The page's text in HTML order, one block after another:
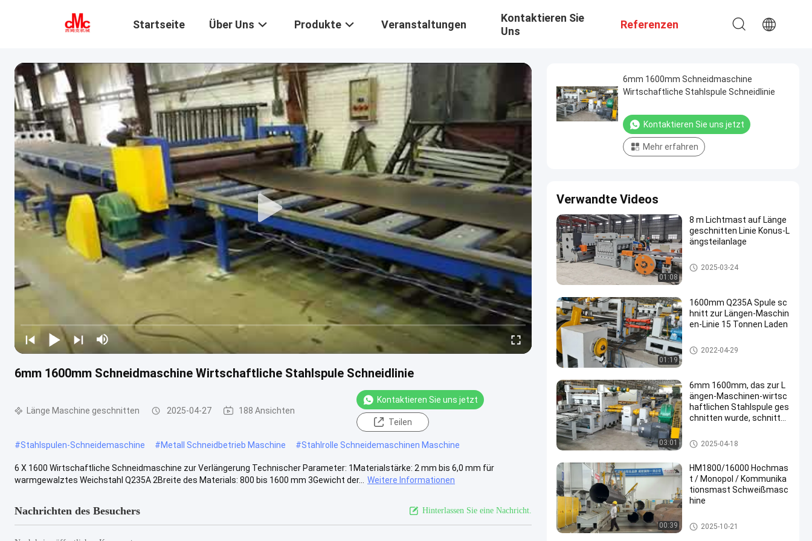
Startseite Über Uns Produkte Veranstaltungen
Kontaktieren Sie
Uns
Referenzen
6mm 1600mm Schneidmaschine Wirtschaftliche Stahlspule Schneidlinie
Länge Maschine geschnitten 2025-04-27 188 Ansichten
Kontaktieren Sie uns jetzt
Teilen
#Stahlspulen-Schneidemaschine #Metall Schneidbetrieb Maschine #Stahlrolle Schneidemaschinen Maschine
6 X 1600 Wirtschaftliche Schneidmaschine zur Verlängerung Technischer Parameter: 1Materialstärke: 2 mm bis 6,0 mm für
warmgewalztes Weichstahl Q235A 2Breite des Materials: 800 bis 1600 mm 3Gewicht der...
Weitere Informationen
Nachrichten des Besuchers Hinterlassen Sie eine Nachricht.
6mm 1600mm Schneidmaschine
Wirtschaftliche Stahlspule Schneidlinie
Kontaktieren Sie uns jetzt
Mehr erfahren
Verwandte Videos
01:08
8 m Lichtmast auf Länge
geschnitten Linie Konus-L
ängsteilanlage
Heller Pole-Maschine
2025-03-24
01:19
1600mm Q235A Spule sc
hnitt zur Längen-Maschin
en-Linie 15 Tonnen Laden
Länge Maschine geschnitten
2022-04-29
03:01
6mm 1600mm, das zur L
ängen-Maschinen-wirtsc
haftlichen Stahlspule ges
chnitten wurde, schnitte
Länge Maschine geschnitten
2025-04-18
00:39
HM1800/16000 Hochmas
t / Monopol / Kommunika
tionsmast Schweißmasc
hine
Heller Pole-Schließen-Schweiße
n Maschine
2025-10-21